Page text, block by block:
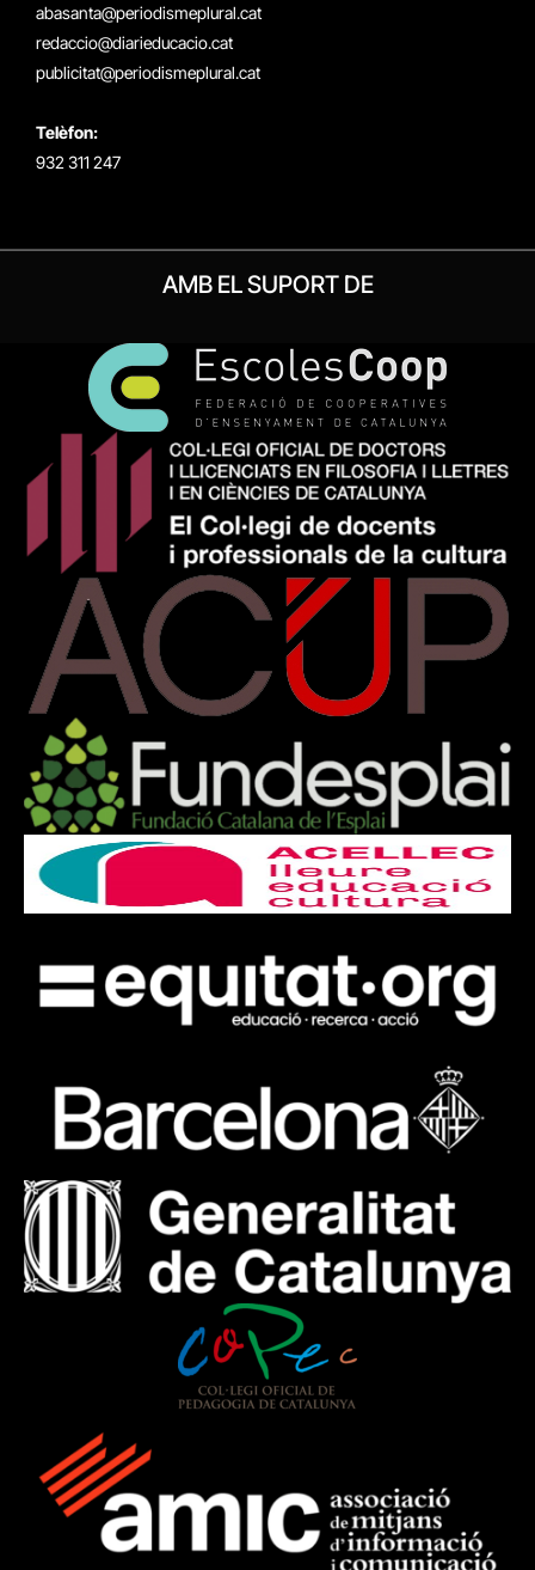
abasanta@periodismeplural.cat
redaccio@diarieducacio.cat
publicitat@periodismeplural.cat
Telèfon:
932 311 247
AMB EL SUPORT DE